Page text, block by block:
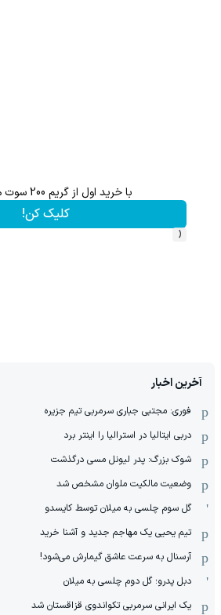
گردونه شانس بدون پوچ از PS5 تا آیفون17 و 1000دلار جایزه 🔥
بچرخونش
‹
آخرین اخبار
فوری: مجتبی جباری سرمربی تیم جزیره
دربی ایتالیا در استرالیا را اینتر برد
شوک بزرگ: پدر لیونل مسی درگذشت
وضعیت مالکیت ملوان مشخص شد
گل سوم چلسی به میلان توسط کایسدو
تیم یحیی یک مهاجم جدید و آشنا خرید
آرسنال به سرعت عاشق گیمارش می‌شود!
دبل پدرو؛ گل دوم چلسی به میلان
یک ایرانی سرمربی تکواندوی قزاقستان شد